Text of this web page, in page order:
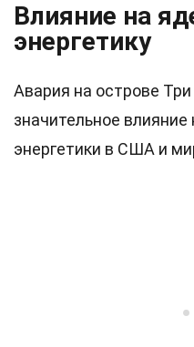
Влияние на
энергетику
Авария на острове
значительное
энергетики в США и